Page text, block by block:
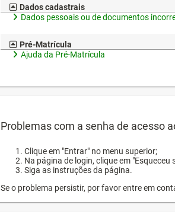
Dados cadastrais
Dados pessoais ou de documentos
Pré-Matrícula
Ajuda da Pré-Matrícula
Problemas com a senha de acesso
Clique em "Entrar" no menu superior;
Na página de login, clique em "Esqueceu
Siga as instruções da página.
Se o problema persistir, por favor entre em